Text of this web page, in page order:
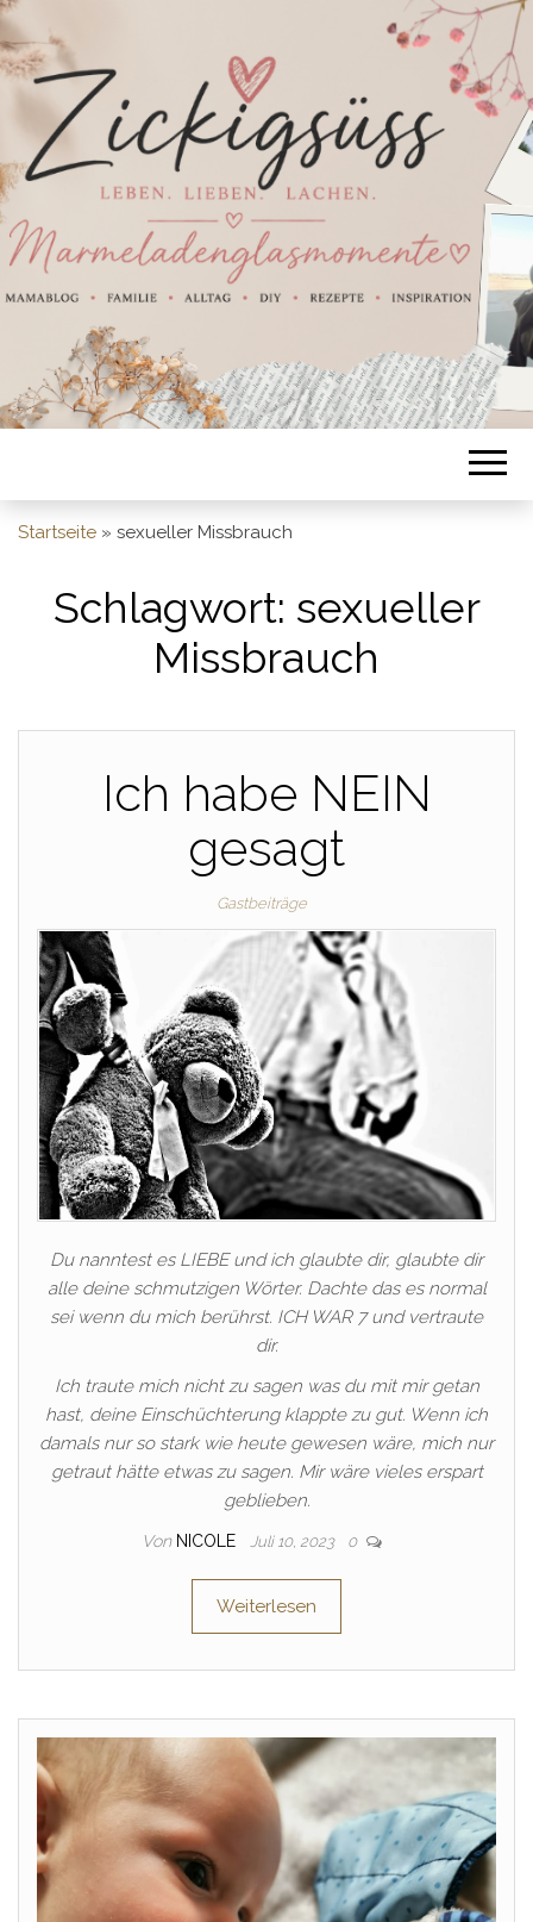
Startseite » sexueller Missbrauch
Schlagwort: sexueller
Missbrauch
Ich habe NEIN
gesagt
Gastbeiträge
Du nanntest es LIEBE und ich glaubte dir, glaubte dir
alle deine schmutzigen Wörter. Dachte das es normal
sei wenn du mich berührst. ICH WAR 7 und vertraute
dir.
Ich traute mich nicht zu sagen was du mit mir getan
hast, deine Einschüchterung klappte zu gut. Wenn ich
damals nur so stark wie heute gewesen wäre, mich nur
getraut hätte etwas zu sagen. Mir wäre vieles erspart
geblieben.
Von NICOLE Juli 10, 2023 0
Weiterlesen